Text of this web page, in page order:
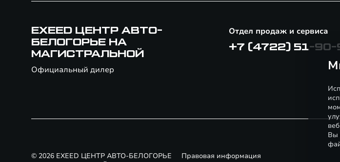
EXEED ЦЕНТР АВТО-
БЕЛОГОРЬЕ НА
МАГИСТРАЛЬНОЙ
Официальный дилер
Отдел продаж и сервиса
+7 (4722) 51-90-
© 2026 EXEED ЦЕНТР АВТО-БЕЛОГОРЬЕ
Правовая информация
Вы